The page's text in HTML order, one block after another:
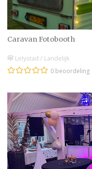
Caravan Fotobooth
Lelystad / Landelijk
0 beoordeling